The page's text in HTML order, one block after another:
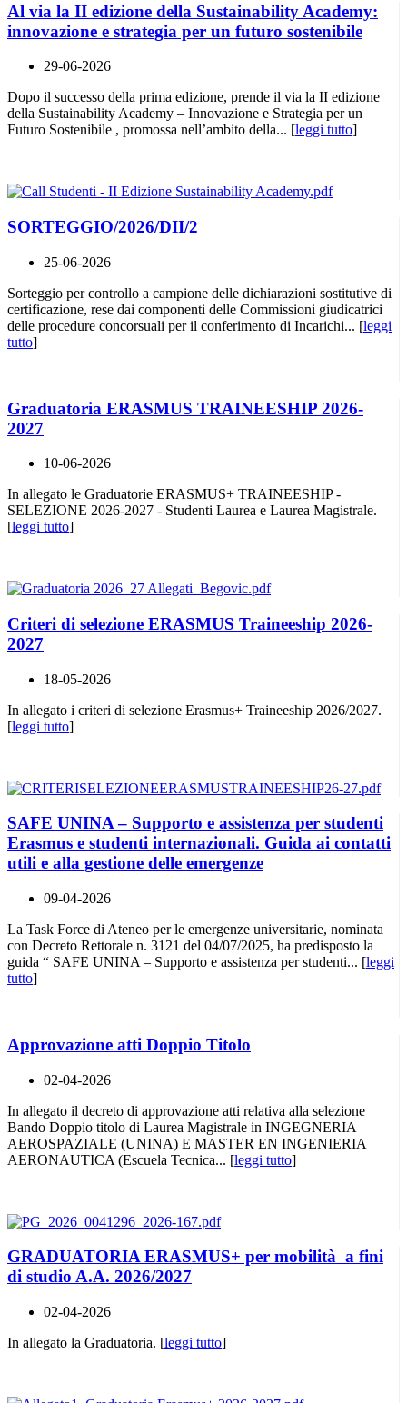
Al via la II edizione della Sustainability Academy:
innovazione e strategia per un futuro sostenibile
29-06-2026
Dopo il successo della prima edizione, prende il via la II edizione
della Sustainability Academy – Innovazione e Strategia per un
Futuro Sostenibile , promossa nell’ambito della... [leggi tutto]
SORTEGGIO/2026/DII/2
25-06-2026
Sorteggio per controllo a campione delle dichiarazioni sostitutive di
certificazione, rese dai componenti delle Commissioni giudicatrici
delle procedure concorsuali per il conferimento di Incarichi... [leggi
tutto]
Graduatoria ERASMUS TRAINEESHIP 2026-
2027
10-06-2026
In allegato le Graduatorie ERASMUS+ TRAINEESHIP -
SELEZIONE 2026-2027 - Studenti Laurea e Laurea Magistrale.
[leggi tutto]
Criteri di selezione ERASMUS Traineeship 2026-
2027
18-05-2026
In allegato i criteri di selezione Erasmus+ Traineeship 2026/2027.
[leggi tutto]
SAFE UNINA – Supporto e assistenza per studenti
Erasmus e studenti internazionali. Guida ai contatti
utili e alla gestione delle emergenze
09-04-2026
La Task Force di Ateneo per le emergenze universitarie, nominata
con Decreto Rettorale n. 3121 del 04/07/2025, ha predisposto la
guida “ SAFE UNINA – Supporto e assistenza per studenti... [leggi
tutto]
Approvazione atti Doppio Titolo
02-04-2026
In allegato il decreto di approvazione atti relativa alla selezione
Bando Doppio titolo di Laurea Magistrale in INGEGNERIA
AEROSPAZIALE (UNINA) E MASTER EN INGENIERIA
AERONAUTICA (Escuela Tecnica... [leggi tutto]
GRADUATORIA ERASMUS+ per mobilità a fini
di studio A.A. 2026/2027
02-04-2026
In allegato la Graduatoria. [leggi tutto]